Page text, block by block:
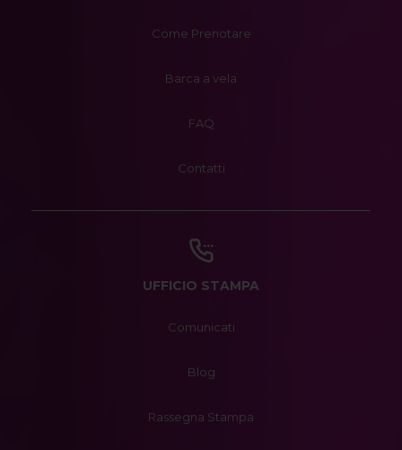
Come Prenotare
Barca a vela
FAQ
Contatti
UFFICIO STAMPA
Comunicati
Blog
Rassegna Stampa